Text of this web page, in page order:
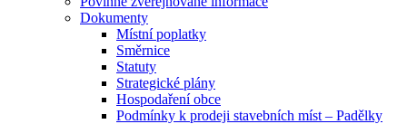
Dokumenty
Místní poplatky
Směrnice
Statuty
Strategické plány
Hospodaření obce
Podmínky k prodeji stavebních míst – Padělky